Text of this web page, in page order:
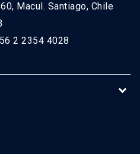
Macul. Santiago, Chile
2 2354 4028